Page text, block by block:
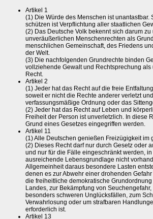
Artikel 1
(1) Die Würde des Menschen ist unantastbar.
schützen ist Verpflichtung aller staatlichen
(2) Das Deutsche Volk bekennt sich darum
unveräußerlichen Menschenrechten als
menschlichen Gemeinschaft, des Friedens
der Welt.
(3) Die nachfolgenden Grundrechte binden
vollziehende Gewalt und Rechtsprechung
Recht.
Artikel 2
(1) Jeder hat das Recht auf die freie
soweit er nicht die Rechte anderer verletzt
verfassungsmäßige Ordnung oder das
(2) Jeder hat das Recht auf Leben und
Freiheit der Person ist unverletzlich. In diese
Grund eines Gesetzes eingegriffen werden.
Artikel 11
(1) Alle Deutschen genießen Freizügigkeit im
(2) Dieses Recht darf nur durch Gesetz oder
und nur für die Fälle eingeschränkt werden,
ausreichende Lebensgrundlage nicht
Allgemeinheit daraus besondere Lasten
denen es zur Abwehr einer drohenden
die freiheitliche demokratische
Landes, zur Bekämpfung von
besonders schweren Unglücksfällen, zum
Verwahrlosung oder um strafbaren
erforderlich ist.
Artikel 13